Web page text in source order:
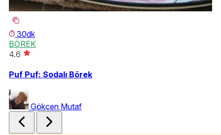
30dk
BÖREK
4.6
Puf Puf: Sodalı Börek
Gökçen Mutaf